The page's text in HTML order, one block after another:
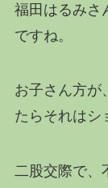
福田はるみさ
ですね。
お子さん方が
たらそれはシ
二股交際で、